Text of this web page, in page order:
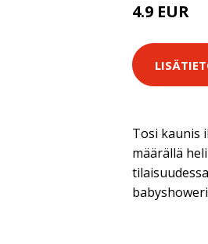
4.9 EUR
Tosi kaunis
määrällä